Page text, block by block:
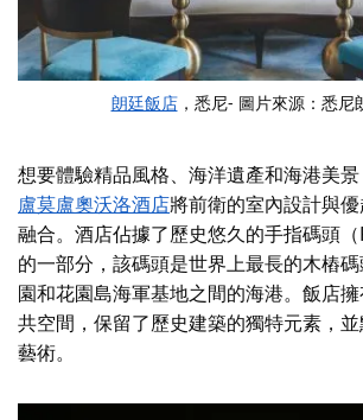
朗廷飯店，悉尼- 圖片來源：悉尼
想要體驗精品風格、海洋遺產和海港美
盧莫盧奧沃洛酒店將前衛的室內設計與
融合。酒店佔據了歷史悠久的手指碼頭
的一部分，該碼頭是世界上最長的木樁
園和花園島海軍基地之間的海港。飯店
共空間，保留了歷史建築的獨特元素，
藝術。